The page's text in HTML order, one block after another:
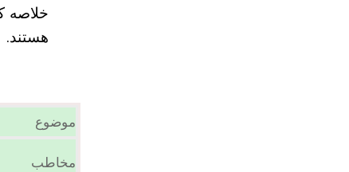
خلاصه
هستند.
موضوع
مخاطب